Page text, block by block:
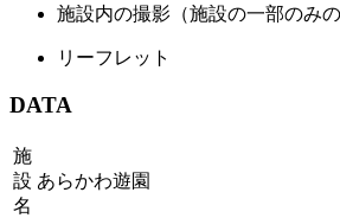
施設内の撮影（施設の一部のみ
リーフレット
DATA
施
設
名
あらかわ遊園